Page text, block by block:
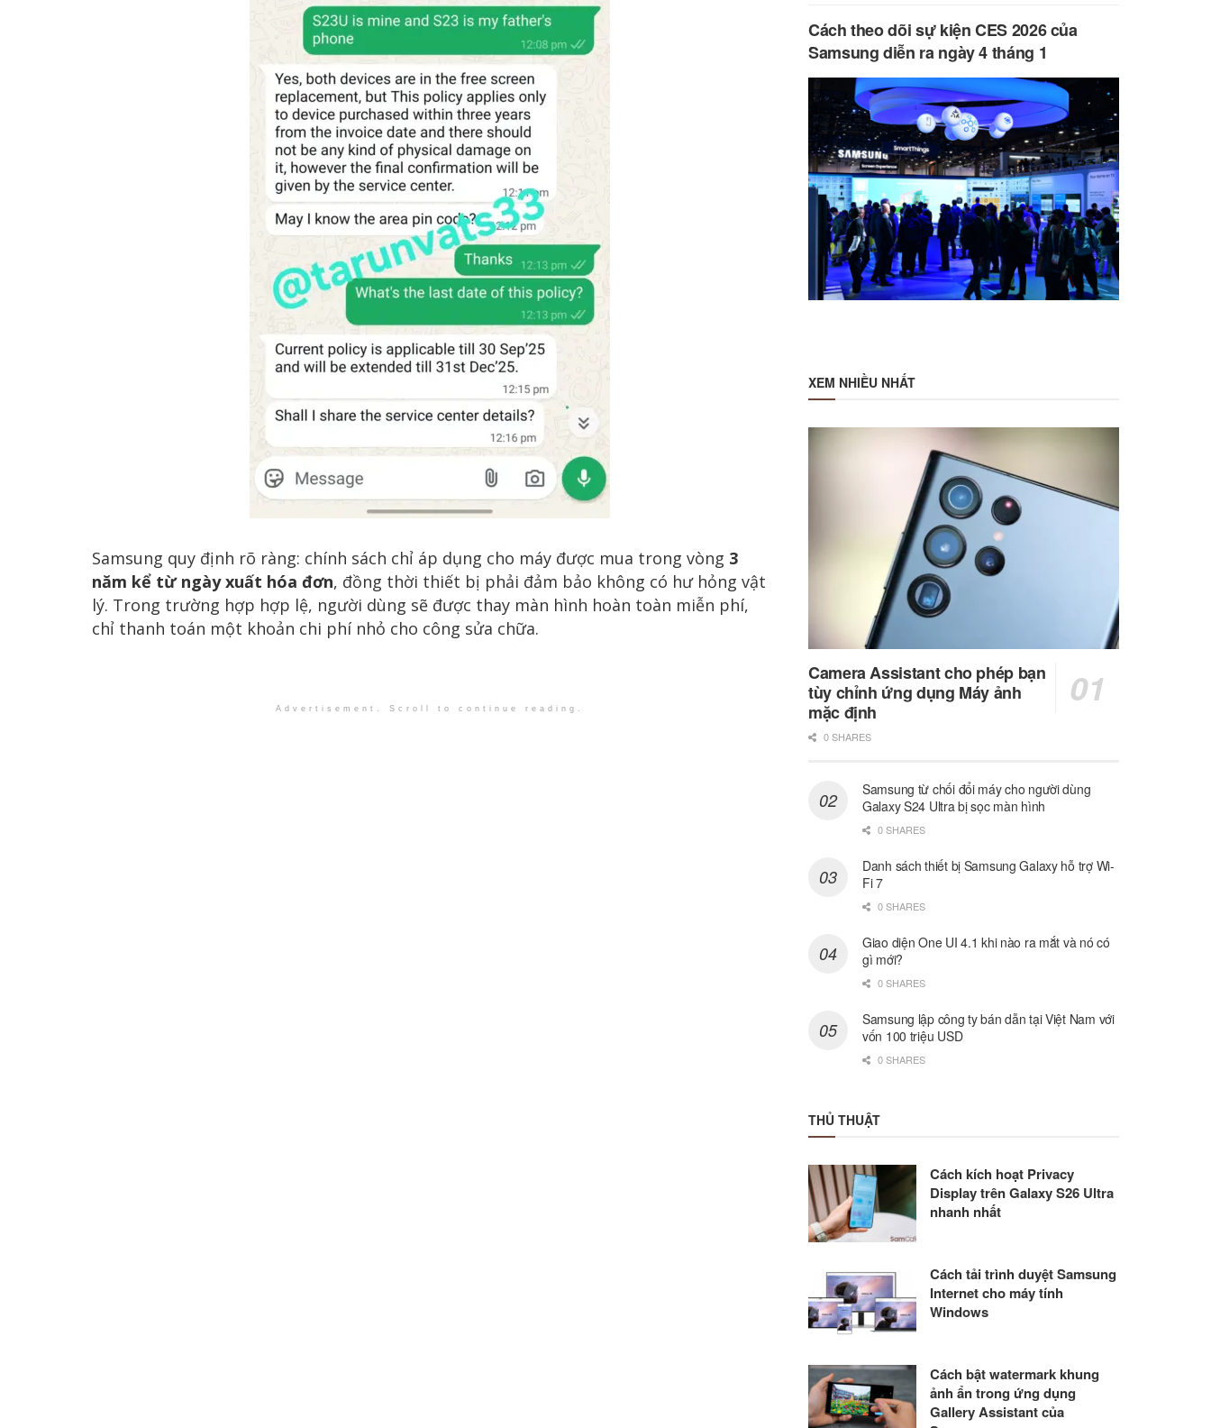
Samsung quy định rõ ràng: chính sách chỉ áp dụng cho máy được mua trong vòng 3
năm kể từ ngày xuất hóa đơn, đồng thời thiết bị phải đảm bảo không có hư hỏng vật
lý. Trong trường hợp hợp lệ, người dùng sẽ được thay màn hình hoàn toàn miễn phí,
chỉ thanh toán một khoản chi phí nhỏ cho công sửa chữa.
Advertisement. Scroll to continue reading.
Cách theo dõi sự kiện CES 2026 của
Samsung diễn ra ngày 4 tháng 1
XEM NHIỀU NHẤT
Camera Assistant cho phép bạn
tùy chỉnh ứng dụng Máy ảnh
mặc định
0 SHARES
Samsung từ chối đổi máy cho người dùng
Galaxy S24 Ultra bị sọc màn hình
0 SHARES
Danh sách thiết bị Samsung Galaxy hỗ trợ Wi-
Fi 7
0 SHARES
Giao diện One UI 4.1 khi nào ra mắt và nó có
gì mới?
0 SHARES
Samsung lập công ty bán dẫn tại Việt Nam với
vốn 100 triệu USD
0 SHARES
THỦ THUẬT
Cách kích hoạt Privacy
Display trên Galaxy S26 Ultra
nhanh nhất
Cách tải trình duyệt Samsung
Internet cho máy tính
Windows
Cách bật watermark khung
ảnh ẩn trong ứng dụng
Gallery Assistant của